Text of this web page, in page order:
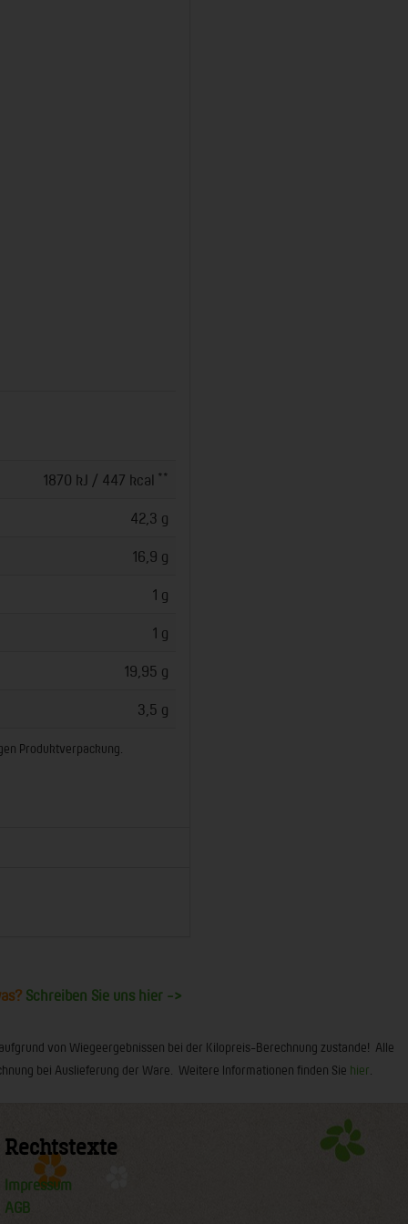
1870 kJ / 447 kcal **
42,3 g
16,9 g
1 g
1 g
19,95 g
3,5 g
Produktverpackung.
Schreiben Sie uns hier ->
von Wiegeergebnissen bei der Kilopreis-Berechnung zustande! Alle
bei Auslieferung der Ware. Weitere Informationen finden Sie hier
Rechtstexte
Impressum
AGB